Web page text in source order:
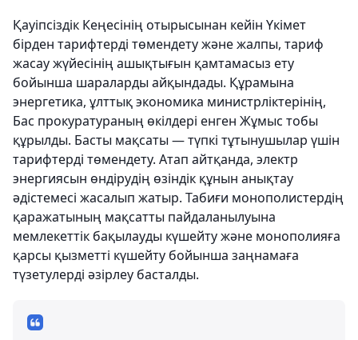
Қауіпсіздік Кеңесінің отырысынан кейін Үкімет
бірден тарифтерді төмендету және жалпы, тариф
жасау жүйесінің ашықтығын қамтамасыз ету
бойынша шараларды айқындады. Құрамына
энергетика, ұлттық экономика министрліктерінің,
Бас прокуратураның өкілдері енген Жұмыс тобы
құрылды. Басты мақсаты — түпкі тұтынушылар үшін
тарифтерді төмендету. Атап айтқанда, электр
энергиясын өндірудің өзіндік құнын анықтау
әдістемесі жасалып жатыр. Табиғи монополистердің
қаражатының мақсатты пайдаланылуына
мемлекеттік бақылауды күшейту және монополияға
қарсы қызметті күшейту бойынша заңнамаға
түзетулерді әзірлеу басталды.